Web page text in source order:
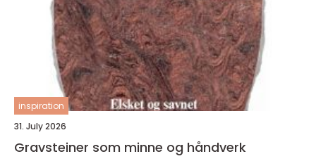
inspiration
31. July 2026
Gravsteiner som minne og håndverk